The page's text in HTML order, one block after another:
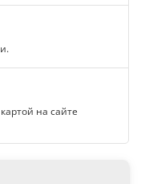
на сайте